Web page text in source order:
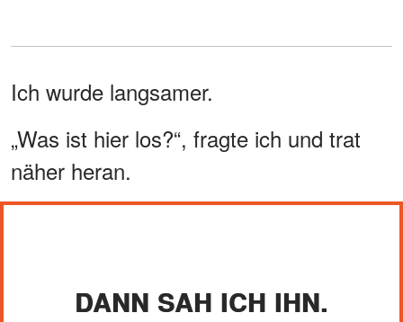
Ich wurde langsamer.
„Was ist hier los?“, fragte ich und trat
näher heran.
DANN SAH ICH IHN.